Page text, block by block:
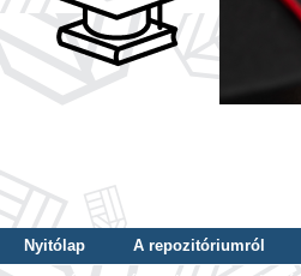
Nyitólap A repozitóriumról